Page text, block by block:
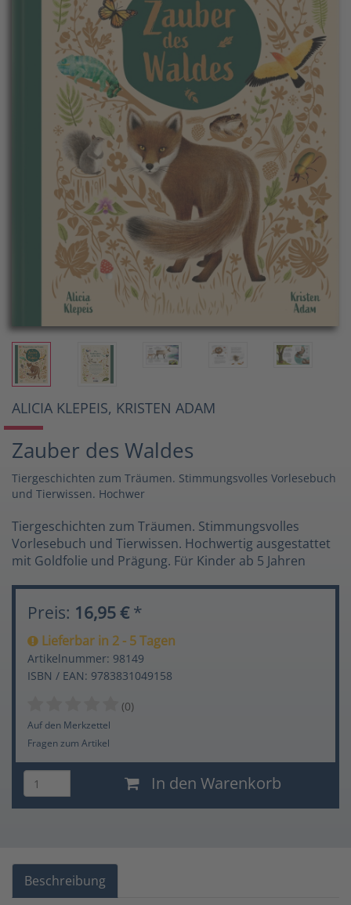
ALICIA KLEPEIS, KRISTEN ADAM
Zauber des Waldes
Tiergeschichten zum Träumen. Stimmungsvolles Vorlesebuch
und Tierwissen. Hochwer
Tiergeschichten zum Träumen. Stimmungsvolles
Vorlesebuch und Tierwissen. Hochwertig ausgestattet
mit Goldfolie und Prägung. Für Kinder ab 5 Jahren
Preis: 16,95 € *
Lieferbar in 2 - 5 Tagen
Artikelnummer: 98149
ISBN / EAN: 9783831049158
(0)
Auf den Merkzettel
Fragen zum Artikel
In den Warenkorb
Beschreibung